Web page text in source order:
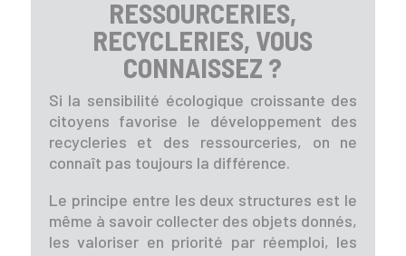
RESSOURCERIES,
RECYCLERIES, VOUS
CONNAISSEZ ?
Si la sensibilité écologique croissante des
citoyens favorise le développement des
recycleries et des ressourceries, on ne
connaît pas toujours la différence.
Le principe entre les deux structures est le
même à savoir collecter des objets donnés,
les valoriser en priorité par réemploi, les